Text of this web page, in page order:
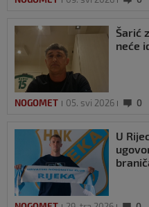
Šarić
neće
NOGOMET 05. svi 2026 0
U